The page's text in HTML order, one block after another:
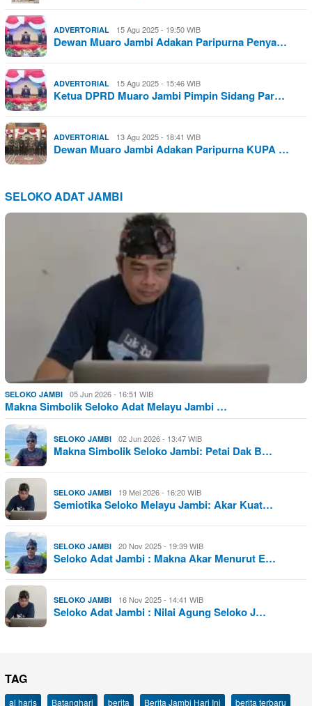
ADVERTORIAL 15 Agu 2025 - 19:50 WIB
Dewan Muaro Jambi Adakan Paripurna Penya…
ADVERTORIAL 15 Agu 2025 - 15:46 WIB
Ketua DPRD Muaro Jambi Pimpin Sidang Par…
ADVERTORIAL 13 Agu 2025 - 18:41 WIB
Dewan Muaro Jambi Adakan Paripurna KUPA …
SELOKO ADAT JAMBI
SELOKO JAMBI 05 Jun 2026 - 16:51 WIB
Makna Simbolik Seloko Adat Melayu Jambi …
SELOKO JAMBI 02 Jun 2026 - 13:47 WIB
Makna Simbolik Seloko Jambi: Petai Dak B…
SELOKO JAMBI 19 Mei 2026 - 16:20 WIB
Semiotika Seloko Melayu Jambi: Akar Kuat…
SELOKO JAMBI 20 Nov 2025 - 19:39 WIB
Seloko Adat Jambi : Makna Akar Menurut E…
SELOKO JAMBI 16 Nov 2025 - 14:41 WIB
Seloko Adat Jambi : Nilai Agung Seloko J…
TAG
al haris Batanghari berita Berita Jambi Hari Ini berita terbaru